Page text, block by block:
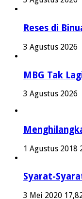
Reses di
3 Agustus 2026
MBG Tak
3 Agustus 2026
1 Agustus 2018
Syarat-
3 Mei 2020